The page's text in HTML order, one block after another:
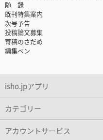
随 録
既刊特集案内
次号予告
投稿論文募集
寄稿のさだめ
編集ペン
isho.jpアプリ
カテゴリー
アカウントサービス